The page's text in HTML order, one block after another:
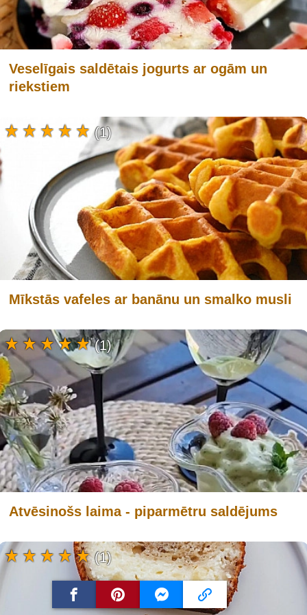
Veselīgais saldētais jogurts ar ogām un
riekstiem
Mīkstās vafeles ar banānu un smalko musli
(1)
Atvēsinošs laima - piparmētru saldējums
(1)
(1)